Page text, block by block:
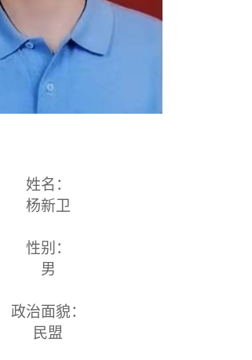
姓名：
杨新卫
性别：
男
政治面貌：
民盟